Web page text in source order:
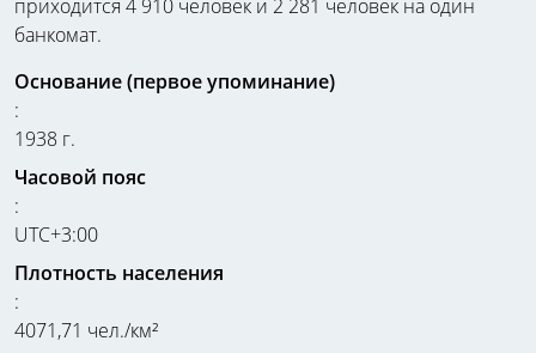
приходится 4 910 человек и 2 281 человек на один
банкомат.
Основание (первое упоминание)
:
1938 г.
Часовой пояс
:
UTC+3:00
Плотность населения
:
4071,71 чел./км²